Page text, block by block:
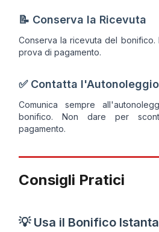
📝 Conserva la Ricevuta
Conserva la ricevuta del
prova di pagamento.
✅ Contatta l'Autonoleggio
Comunica sempre
bonifico. Non dare per
pagamento.
Consigli Pratici
💡 Usa il Bonifico